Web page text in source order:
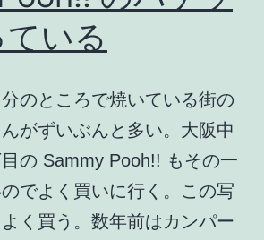
ている
のところで焼いている街の
がずいぶんと多い。大阪中
の Sammy Pooh!! もその一
でよく買いに行く。この写
く買う。数年前はカンパー